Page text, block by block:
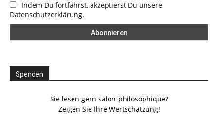
Indem Du fortfährst, akzeptierst Du unsere
Datenschutzerklärung.
Spenden
Sie lesen gern salon-philosophique?
Zeigen Sie Ihre Wertschätzung!